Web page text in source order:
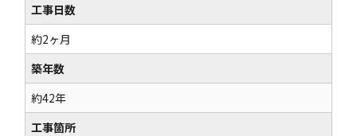
工事日数
約2ヶ月
築年数
約42年
工事箇所